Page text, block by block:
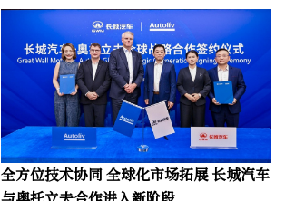
全方位技术协同 全球化市场拓展 长城汽车